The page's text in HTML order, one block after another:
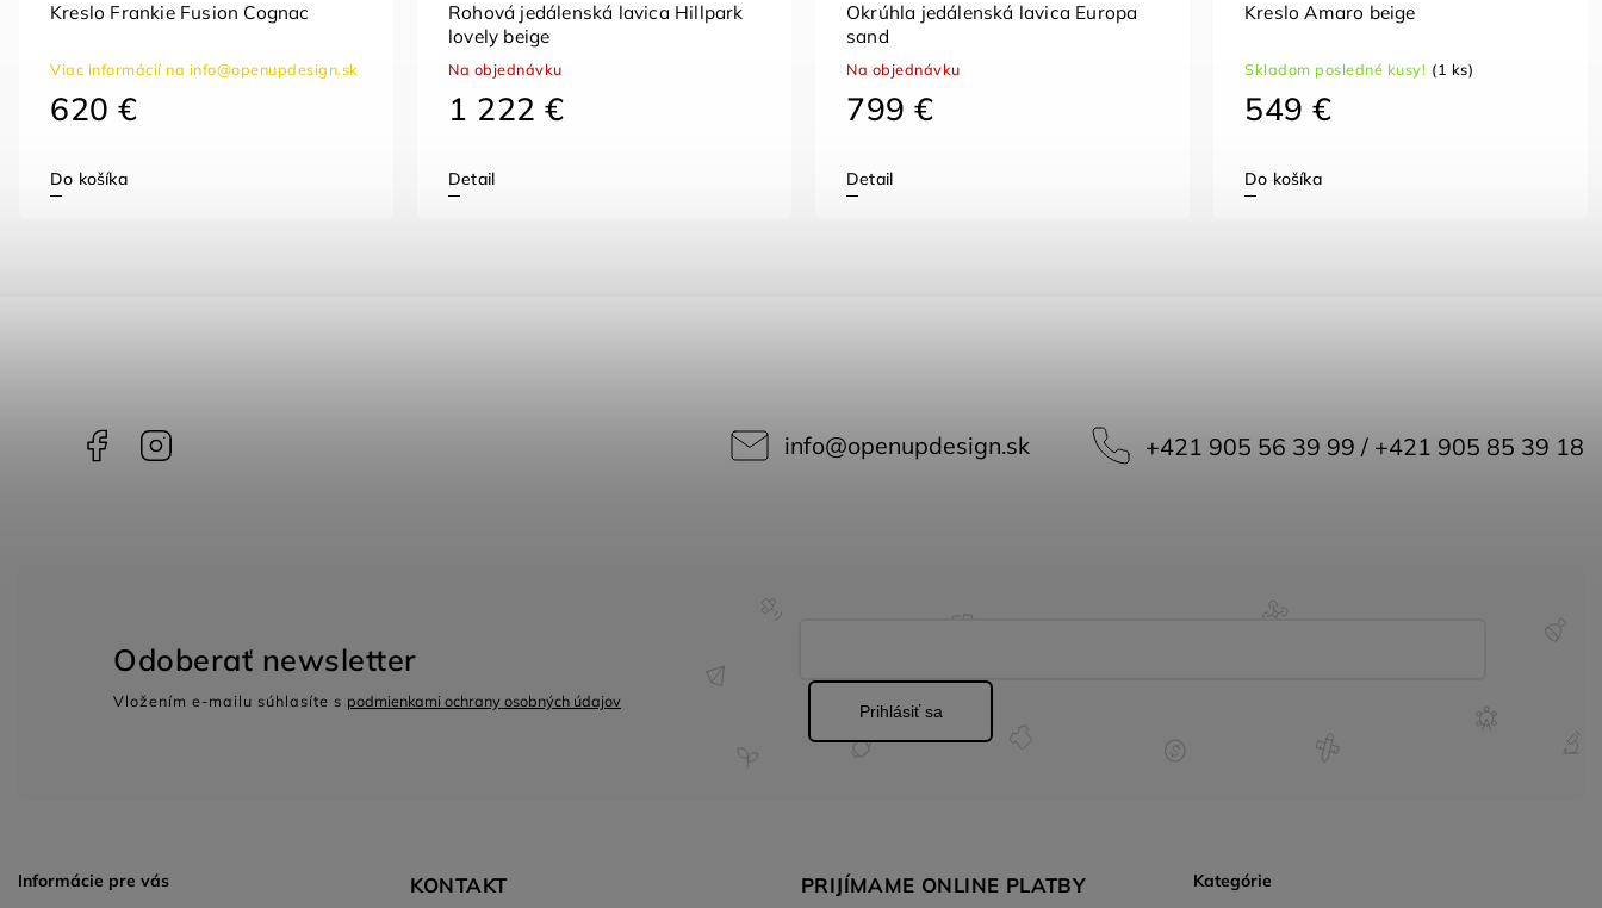
Kreslo Frankie Fusion Cognac
Viac informácií na info@openupdesign.sk
620 €
Do košíka
Rohová jedálenská lavica Hillpark
lovely beige
Na objednávku
1 222 €
Detail
Okrúhla jedálenská lavica Europa
sand
Na objednávku
799 €
Detail
Kreslo Amaro beige
Skladom posledné kusy! (1 ks)
549 €
Do košíka
Facebook info@openupdesign.sk +421 905 56 39 99 / +421 905 85 39 18
Informácie pre vás KONTAKT PRIJÍMAME ONLINE PLATBY Kategórie
Odoberať newsletter
Vložením e-mailu súhlasíte s podmienkami ochrany osobných údajov
Prihlásiť sa